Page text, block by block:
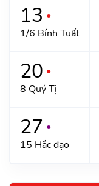
13 ●
1/6 Bính Tuất
20 ●
8 Quý Tị
27 ●
15 Hắc đạo